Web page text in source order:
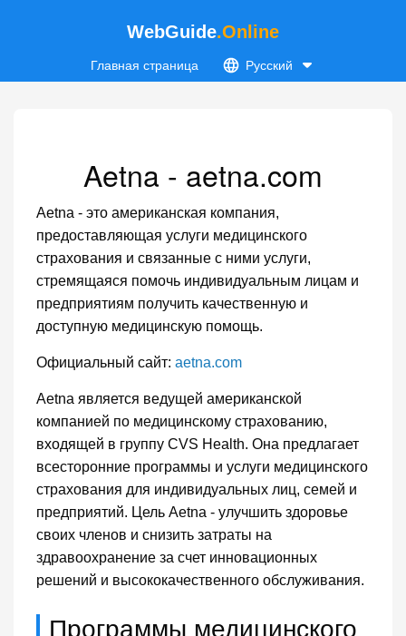
WebGuide.Online
Главная страница Русский
Aetna - aetna.com
Aetna - это американская компания,
предоставляющая услуги медицинского
страхования и связанные с ними услуги,
стремящаяся помочь индивидуальным лицам и
предприятиям получить качественную и
доступную медицинскую помощь.
Официальный сайт: aetna.com
Aetna является ведущей американской
компанией по медицинскому страхованию,
входящей в группу CVS Health. Она предлагает
всесторонние программы и услуги медицинского
страхования для индивидуальных лиц, семей и
предприятий. Цель Aetna - улучшить здоровье
своих членов и снизить затраты на
здравоохранение за счет инновационных
решений и высококачественного обслуживания.
Программы медицинского